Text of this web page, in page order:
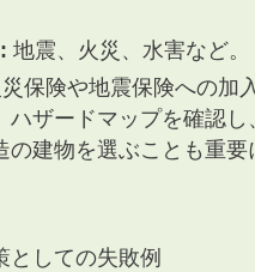
地震、火災、水害など。
災保険や地震保険への加
ハザードマップを確認し
の建物を選ぶことも重要
としての失敗例